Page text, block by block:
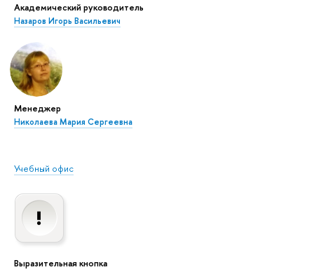
Академический руководитель
Назаров Игорь Васильевич
Менеджер
Николаева Мария Сергеевна
Учебный офис
Выразительная кнопка